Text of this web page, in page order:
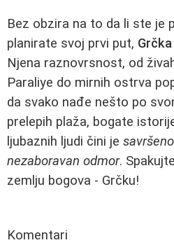
Bez obzira na to da li ste je
planirate svoj prvi put,
Njena raznovrsnost, od
Paraliye do mirnih ostrva
da svako nađe nešto po
prelepih plaža, bogate
ljubaznih ljudi čini je
nezaboravan odmor.
zemlju bogova - Grčku!
Komentari